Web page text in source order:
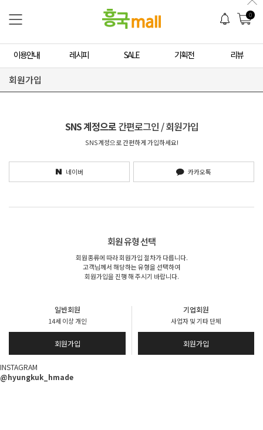
0
이용안내 레시피 SALE 기획전 리뷰
회원가입
SNS 계정으로간편로그인 / 회원가입
SNS계정으로 간편하게 가입하세요!
네이버 카카오톡
회원 유형 선택
회원종류에 따라 회원가입 절차가 다릅니다.
고객님께서 해당하는 유형을 선택하여
회원가입을 진행 해 주시기 바랍니다.
일반회원
14세 이상 개인
회원가입
기업회원
사업자 및 기타 단체
회원가입
INSTAGRAM
@hyungkuk_hmade